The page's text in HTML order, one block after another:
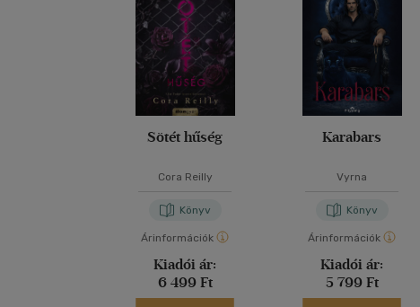
Sötét hűség
Cora Reilly
Könyv
Árinformációk
Kiadói ár:
6 499 Ft
Karabars
Vyrna
Könyv
Árinformációk
Kiadói ár:
5 799 Ft